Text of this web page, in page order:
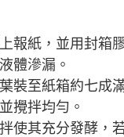
報紙，並用封箱
體滲漏。
裝至紙箱約七成
攪拌均勻。
使其充分發酵，